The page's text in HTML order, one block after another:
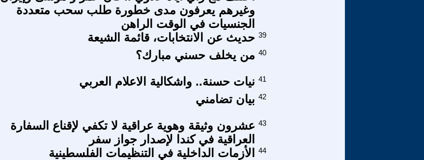
وغيرهم يعرفون مدى خطورة طلب سحب متعددة
الجنسيات في الوقت الراهن
حديث عن الانتخابات، قائمة الشيعة 39
من يخلف حسني مبارك؟ 40
نيات حسنة.. واشكالية الاعلام العربي 41
بيان تضامني 42
عشرون وثيقة وهوية عراقية لا تكفي لإقناع السفارة
العراقية في كندا لإصدار جواز سفر
43
الأزمات الداخلية في التنظيمات الفلسطينية 44